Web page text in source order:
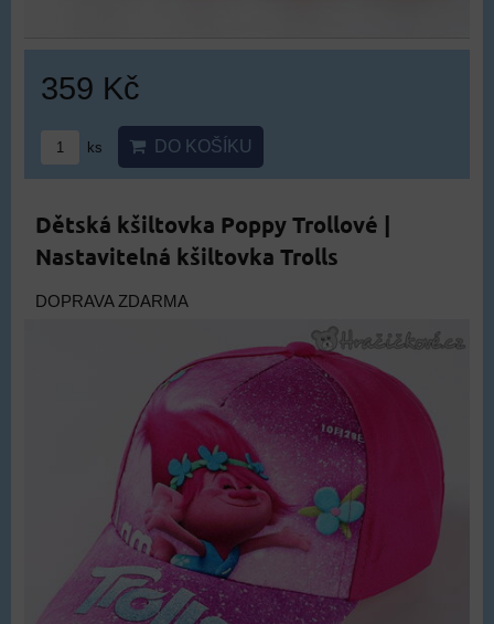
359 Kč
ks DO KOŠÍKU
Dětská kšiltovka Poppy Trollové |
Nastavitelná kšiltovka Trolls
DOPRAVA ZDARMA